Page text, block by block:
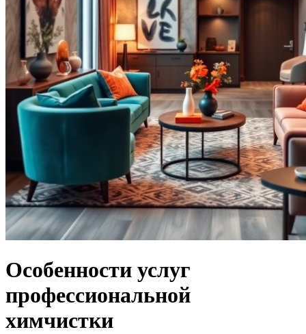
Особенности услуг
профессиональной
химчистки